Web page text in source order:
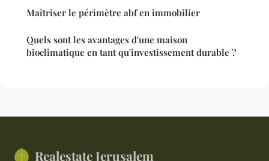
Maîtriser le périmètre abf en immobilier
Quels sont les avantages d'une maison
bioclimatique en tant qu'investissement durable ?
Realestate Jerusalem